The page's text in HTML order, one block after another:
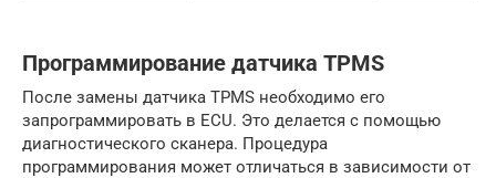
Программирование датчика TPMS
После замены датчика TPMS необходимо его
запрограммировать в ECU. Это делается с помощью
диагностического сканера. Процедура
программирования может отличаться в зависимости от